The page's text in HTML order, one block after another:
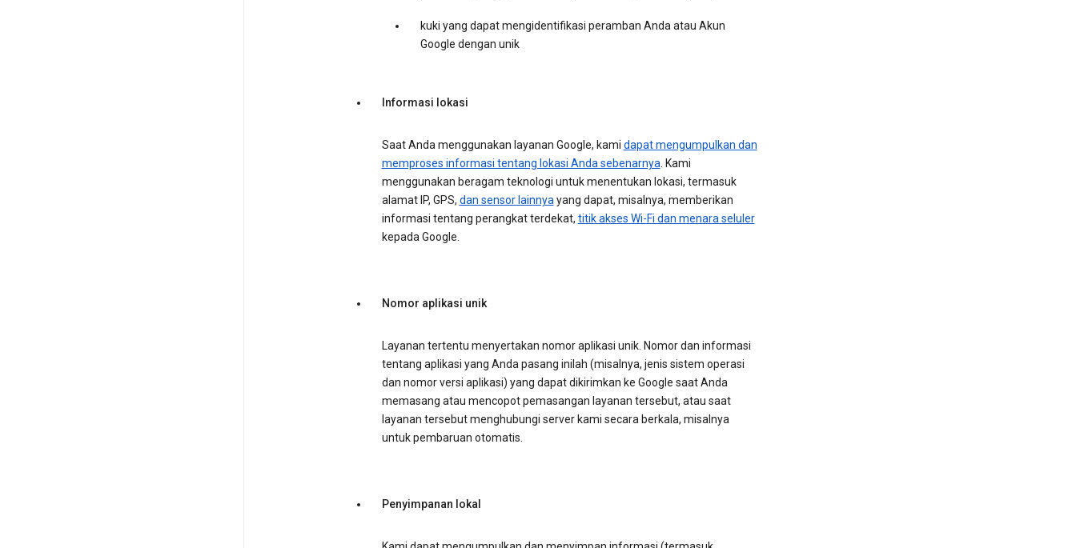
kuki yang dapat mengidentifikasi peramban Anda atau Akun
Google dengan unik
Informasi lokasi
Saat Anda menggunakan layanan Google, kami dapat mengumpulkan dan
memproses informasi tentang lokasi Anda sebenarnya. Kami
menggunakan beragam teknologi untuk menentukan lokasi, termasuk
alamat IP, GPS, dan sensor lainnyayang dapat, misalnya, memberikan
informasi tentang perangkat terdekat, titik akses Wi-Fi dan menara seluler
kepada Google.
Nomor aplikasi unik
Layanan tertentu menyertakan nomor aplikasi unik. Nomor dan informasi
tentang aplikasi yang Anda pasang inilah (misalnya, jenis sistem operasi
dan nomor versi aplikasi) yang dapat dikirimkan ke Google saat Anda
memasang atau mencopot pemasangan layanan tersebut, atau saat
layanan tersebut menghubungi server kami secara berkala, misalnya
untuk pembaruan otomatis.
Penyimpanan lokal